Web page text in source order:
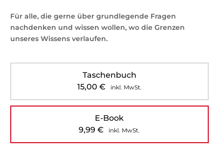
Für alle, die gerne über grundlegende Fragen
nachdenken und wissen wollen, wo die Grenzen
unseres Wissens verlaufen.
Taschenbuch
15,00 € inkl. MwSt.
E-Book
9,99€ inkl. MwSt.